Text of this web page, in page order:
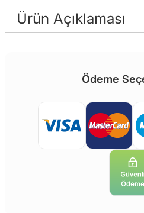
Ürün Açıklaması
Ödeme